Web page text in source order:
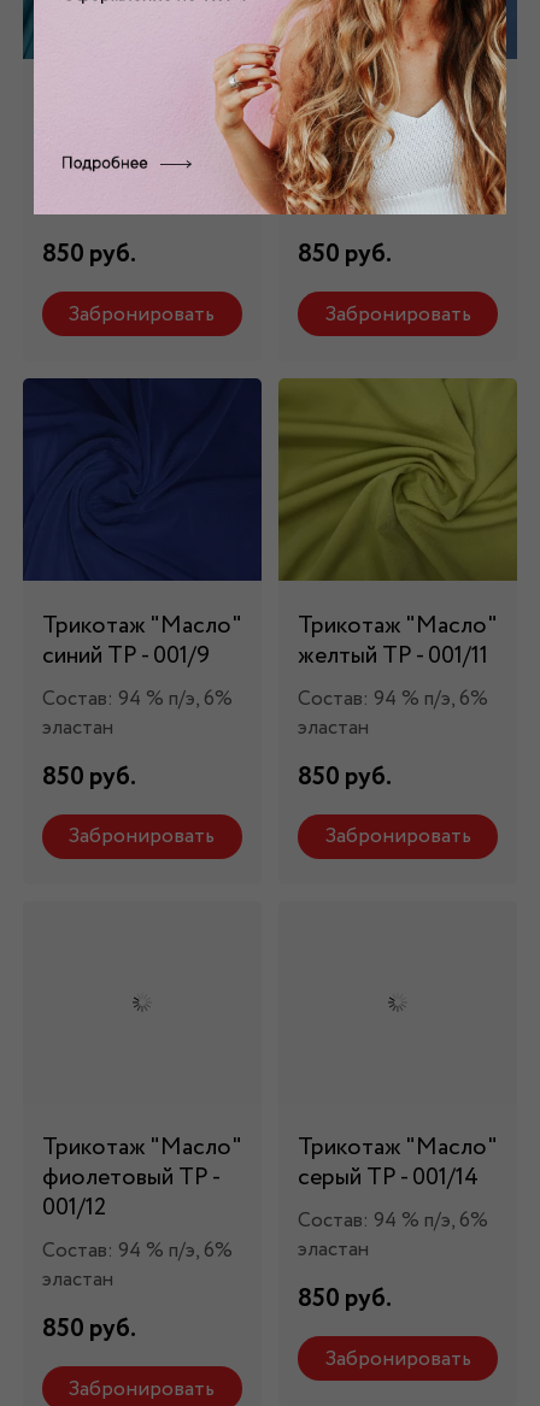
Трикотаж "Масло"
голубой ТР - 001/7
Состав: 94 % п/э, 6%
850 руб.
Забронировать
Трикотаж "Масло"
голубой ТР - 001/8
Состав: 94 % п/э, 6%
эластан
850 руб.
Забронировать
Трикотаж "Масло"
синий ТР - 001/9
Состав: 94 % п/э, 6%
эластан
850 руб.
Забронировать
Трикотаж "Масло"
желтый ТР - 001/11
Состав: 94 % п/э, 6%
эластан
850 руб.
Забронировать
Трикотаж "Масло"
фиолетовый ТР -
001/12
Состав: 94 % п/э, 6%
эластан
850 руб.
Забронировать
Трикотаж "Масло"
серый ТР - 001/14
Состав: 94 % п/э, 6%
эластан
850 руб.
Забронировать